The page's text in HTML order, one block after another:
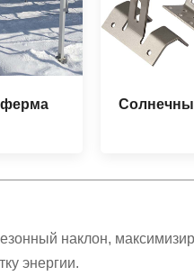
наклон,
энергии.